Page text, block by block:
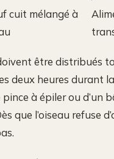
cuit mélangé à
être distribués
deux heures durant
pince à épiler ou d’un
que l’oiseau refuse